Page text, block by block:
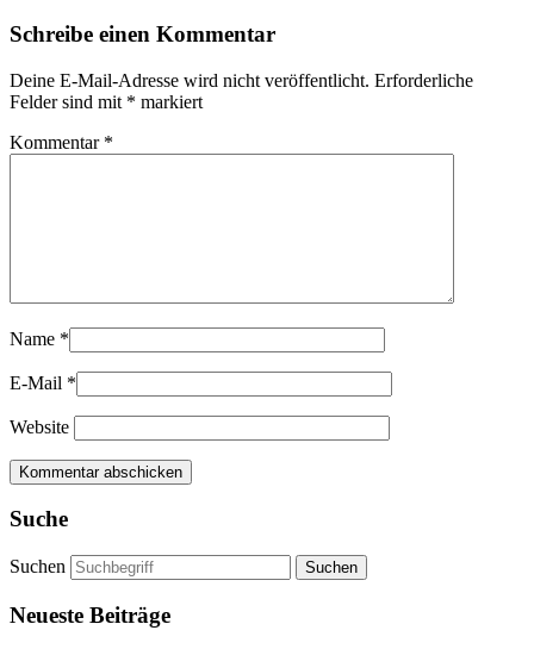
Schreibe einen Kommentar
Deine E-Mail-Adresse wird nicht veröffentlicht. Erforderliche
Felder sind mit * markiert
Kommentar *
Name *
E-Mail *
Website
Suche
Suchen
Neueste Beiträge